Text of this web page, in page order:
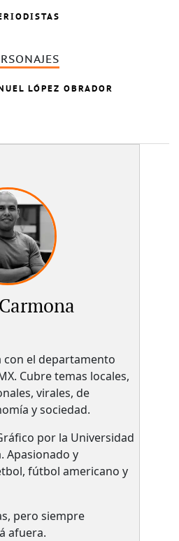
LÓPEZ OBRADOR
con el departamento
Cubre temas locales,
virales, de
y sociedad.
por la Universidad
Apasionado y
fútbol americano y
pero siempre
afuera.